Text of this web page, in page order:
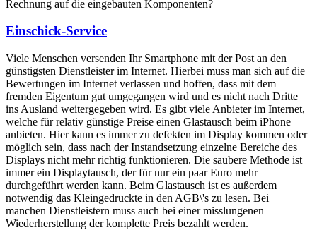
Rechnung auf die eingebauten Komponenten?
Einschick-Service
Viele Menschen versenden Ihr Smartphone mit der Post an den
günstigsten Dienstleister im Internet. Hierbei muss man sich auf die
Bewertungen im Internet verlassen und hoffen, dass mit dem
fremden Eigentum gut umgegangen wird und es nicht nach Dritte
ins Ausland weitergegeben wird. Es gibt viele Anbieter im Internet,
welche für relativ günstige Preise einen Glastausch beim iPhone
anbieten. Hier kann es immer zu defekten im Display kommen oder
möglich sein, dass nach der Instandsetzung einzelne Bereiche des
Displays nicht mehr richtig funktionieren. Die saubere Methode ist
immer ein Displaytausch, der für nur ein paar Euro mehr
durchgeführt werden kann. Beim Glastausch ist es außerdem
notwendig das Kleingedruckte in den AGB\'s zu lesen. Bei
manchen Dienstleistern muss auch bei einer misslungenen
Wiederherstellung der komplette Preis bezahlt werden.